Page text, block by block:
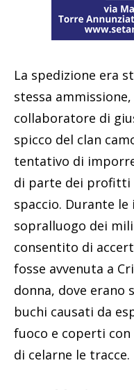
La spedizione era
stessa
collaboratore di
spicco del clan
tentativo di
di parte dei profitti
spaccio. Durante
sopralluogo dei
consentito di
fosse avvenuta a
donna, dove
buchi causati da
fuoco e coperti
di celarne le tracce.